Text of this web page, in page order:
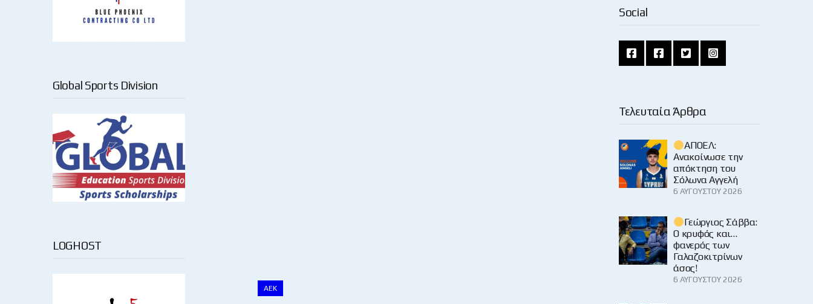
Global Sports Division
LOGHOST
ΑΕΚ
Social
Τελευταία Άρθρα
ΑΠΟΕΛ:
Ανακοίνωσε την
απόκτηση του
Σόλωνα Αγγελή
6 ΑΥΓΟΎΣΤΟΥ 2026
Γεώργιος Σάββα:
Ο κρυφός και…
φανερός των
Γαλαζοκιτρίνων
άσος!
6 ΑΥΓΟΎΣΤΟΥ 2026